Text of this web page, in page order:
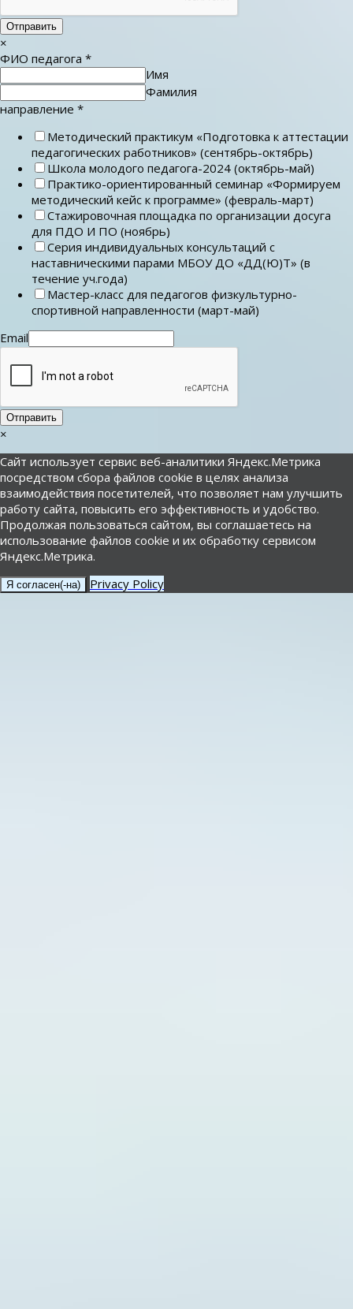
Отправить
×
ФИО педагога *
Имя
Фамилия
направление *
Методический практикум «Подготовка к аттестации
педагогических работников» (сентябрь-октябрь)
Школа молодого педагога-2024 (октябрь-май)
Практико-ориентированный семинар «Формируем
методический кейс к программе» (февраль-март)
Стажировочная площадка по организации досуга
для ПДО И ПО (ноябрь)
Серия индивидуальных консультаций с
наставническими парами МБОУ ДО «ДД(Ю)Т» (в
течение уч.года)
Мастер-класс для педагогов физкультурно-
спортивной направленности (март-май)
Email
Отправить
×
Сайт использует сервис веб-аналитики Яндекс.Метрика
посредством сбора файлов cookie в целях анализа
взаимодействия посетителей, что позволяет нам улучшить
работу сайта, повысить его эффективность и удобство.
Продолжая пользоваться сайтом, вы соглашаетесь на
использование файлов cookie и их обработку сервисом
Яндекс.Метрика.
Я согласен(-на) Privacy Policy